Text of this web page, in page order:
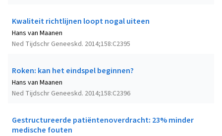
Kwaliteit richtlijnen loopt nogal uiteen
Ned Tijdschr Geneeskd. 2014;158:C2395
Hans van Maanen
Roken: kan het eindspel beginnen?
Ned Tijdschr Geneeskd. 2014;158:C2396
Hans van Maanen
Gestructureerde patiëntenoverdracht: 23% minder
medische fouten